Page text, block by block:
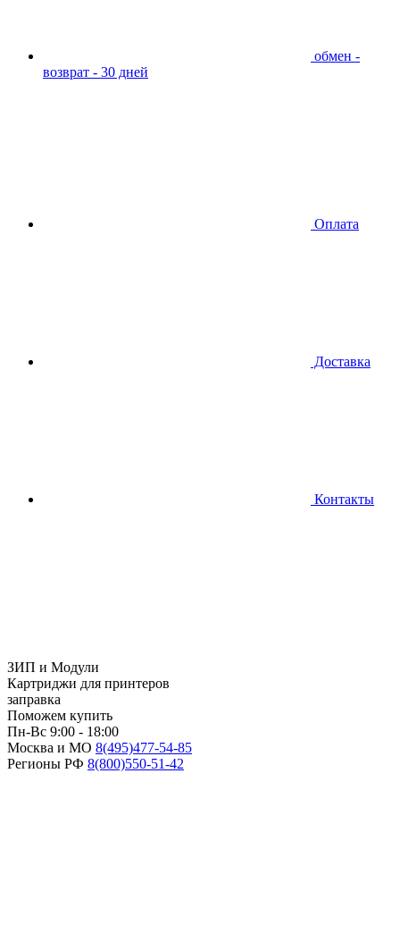
обмен -
возврат - 30 дней
Оплата
Доставка
Контакты
ЗИП и Модули
Картриджи для принтеров
заправка
Поможем купить
Пн-Вс 9:00 - 18:00
Москва и МО 8(495)477-54-85
Регионы РФ 8(800)550-51-42